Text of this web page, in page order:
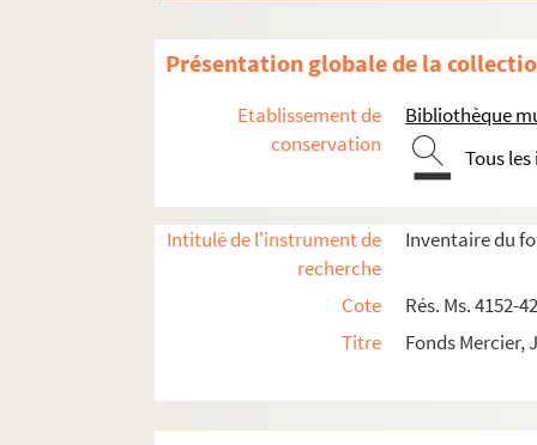
Présentation globale de la
Etablissement de
conservation
Bibliothèque
Tous
Intitulé de l'instrument de
recherche
Inventaire du
Cote
Rés. Ms. 4152-
Titre
Fonds Mercier,